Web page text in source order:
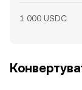
1 000 USDC